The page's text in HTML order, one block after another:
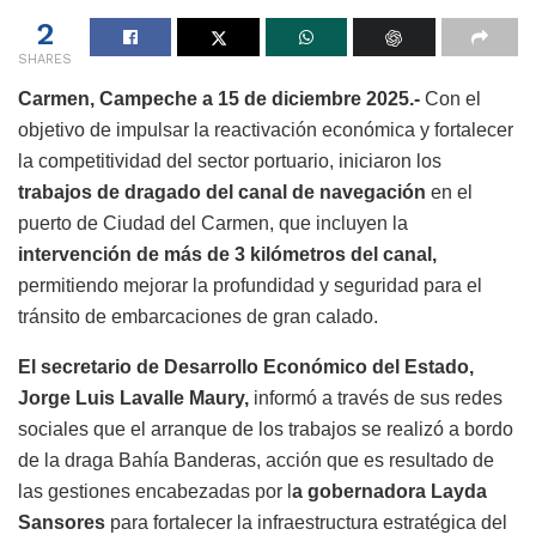
2
SHARES
Carmen, Campeche a 15 de diciembre 2025.- Con el
objetivo de impulsar la reactivación económica y fortalecer
la competitividad del sector portuario, iniciaron los
trabajos de dragado del canal de navegación en el
puerto de Ciudad del Carmen, que incluyen la
intervención de más de 3 kilómetros del canal,
permitiendo mejorar la profundidad y seguridad para el
tránsito de embarcaciones de gran calado.
El secretario de Desarrollo Económico del Estado,
Jorge Luis Lavalle Maury, informó a través de sus redes
sociales que el arranque de los trabajos se realizó a bordo
de la draga Bahía Banderas, acción que es resultado de
las gestiones encabezadas por l a gobernadora Layda
Sansores para fortalecer la infraestructura estratégica del